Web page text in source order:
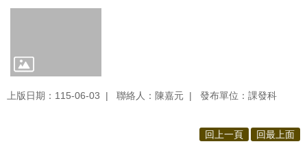
項
網
資
源
上版日期：115-06-03 聯絡人：陳嘉元 發布單位：課發科
回上一頁 回最上面